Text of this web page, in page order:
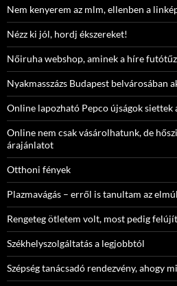
Nem kenyerem az mlm, ellenben a
Nézz ki jól, hordj ékszereket!
Nőiruha webshop, aminek a híre
Nyakmasszázs Budapest belvárosában
Online lapozható Pepco újságok siettek
Online nem csak vásárolhatunk, de
árajánlatot
Otthoni fények
Plazmavágás – erről is tanultam az
Rengeteg ötletem volt, most pedig
Székhelyszolgáltatás a legjobbtól
Szépség tanácsadó rendezvény, ahogy